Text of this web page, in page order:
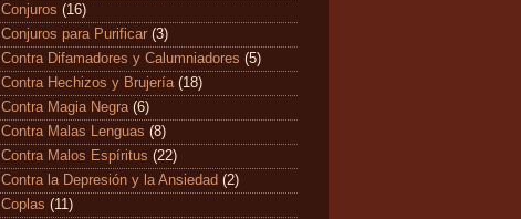
Conjuros (16)
Conjuros para Purificar (3)
Contra Difamadores y Calumniadores (5)
Contra Hechizos y Brujería (18)
Contra Magia Negra (6)
Contra Malas Lenguas (8)
Contra Malos Espíritus (22)
Contra la Depresión y la Ansiedad (2)
Coplas (11)